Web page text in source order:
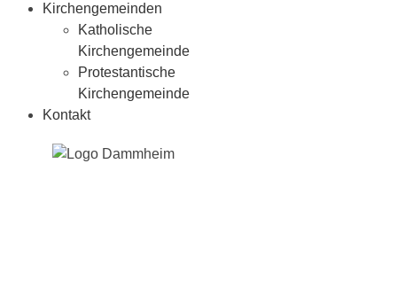
Kirchengemeinden
Katholische
Kirchengemeinde
Protestantische
Kirchengemeinde
Kontakt